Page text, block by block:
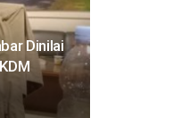
Dinilai